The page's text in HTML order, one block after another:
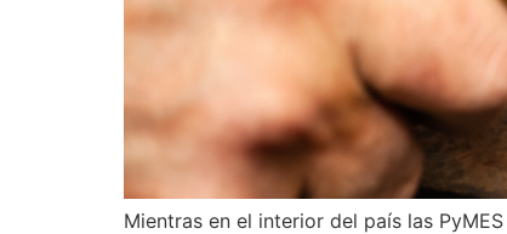
Mientras en el interior del país las